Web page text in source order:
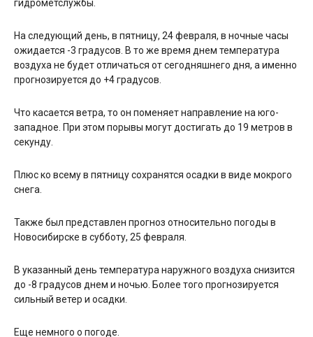
гидрометслужбы.
На следующий день, в пятницу, 24 февраля, в ночные часы
ожидается -3 градусов. В то же время днем температура
воздуха не будет отличаться от сегодняшнего дня, а именно
прогнозируется до +4 градусов.
Что касается ветра, то он поменяет направление на юго-
западное. При этом порывы могут достигать до 19 метров в
секунду.
Плюс ко всему в пятницу сохранятся осадки в виде мокрого
снега.
Также был представлен прогноз относительно погоды в
Новосибирске в субботу, 25 февраля.
В указанный день температура наружного воздуха снизится
до -8 градусов днем и ночью. Более того прогнозируется
сильный ветер и осадки.
Еще немного о погоде.